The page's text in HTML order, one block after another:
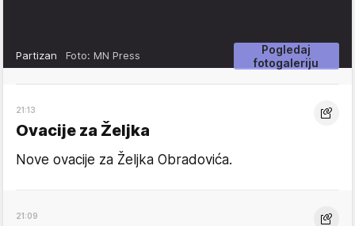
Pogledaj
fotogaleriju
Partizan Foto: MN Press
21:13
Ovacije za Željka
Nove ovacije za Željka Obradovića.
21:09